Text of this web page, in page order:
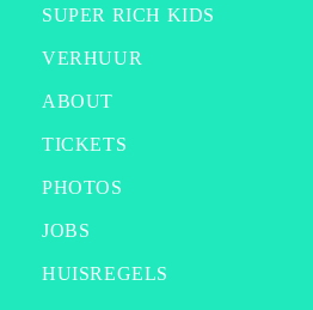
SUPER RICH KIDS
VERHUUR
ABOUT
TICKETS
PHOTOS
JOBS
HUISREGELS